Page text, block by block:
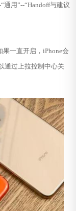
通用”--“Handoff与建议
一直开启，iPhone会
通过上拉控制中心关